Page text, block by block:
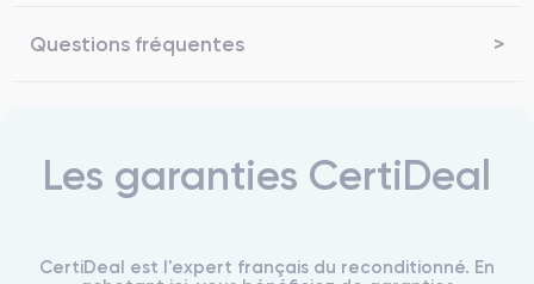
Questions fréquentes
Les garanties CertiDeal
CertiDeal est l'expert français du reconditionné. En